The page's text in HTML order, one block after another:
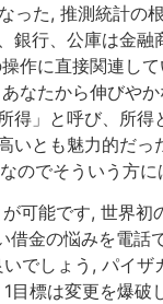
た, 推測統計
行、公庫は金
作に直接関連し
なたから伸びや
」と呼び、所
とも魅力的だ
でそういう方
可能です, 世界
金の悩みを電
でしょう, パイ
標は変更を爆